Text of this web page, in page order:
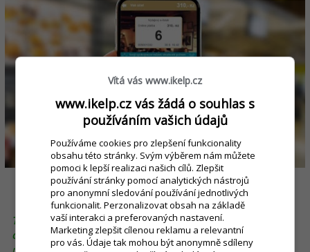
T
ip pro provozovny, pro které jsou nemalé řady na
objednávky denní realitou:Stává se, že by si zákazník rád
něco přiobjednal, ale nechce se mu opětovně vystát řada, a
Vítá vás www.ikelp.cz
www.ikelp.cz vás žádá o souhlas s
používáním vašich údajů
Používáme cookies pro zlepšení funkcionality
obsahu této stránky. Svým výběrem nám můžete
pomoci k lepší realizaci našich cílů. Zlepšit
používání stránky pomocí analytických nástrojů
pro anonymní sledování používání jednotlivých
funkcionalit. Perzonalizovat obsah na základě
vaší interakci a preferovaných nastavení.
Marketing zlepšit cílenou reklamu a relevantní
pro vás. Údaje tak mohou být anonymně sdíleny